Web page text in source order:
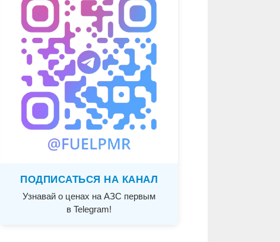
ПОДПИСАТЬСЯ НА КАНАЛ
Узнавай о ценах на АЗС первым
в Telegram!